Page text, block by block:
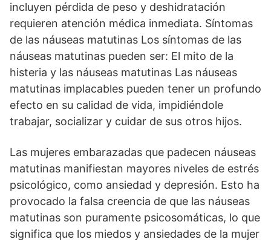
incluyen pérdida de peso y deshidratación
requieren atención médica inmediata. Síntomas
de las náuseas matutinas Los síntomas de las
náuseas matutinas pueden ser: El mito de la
histeria y las náuseas matutinas Las náuseas
matutinas implacables pueden tener un profundo
efecto en su calidad de vida, impidiéndole
trabajar, socializar y cuidar de sus otros hijos.
Las mujeres embarazadas que padecen náuseas
matutinas manifiestan mayores niveles de estrés
psicológico, como ansiedad y depresión. Esto ha
provocado la falsa creencia de que las náuseas
matutinas son puramente psicosomáticas, lo que
significa que los miedos y ansiedades de la mujer